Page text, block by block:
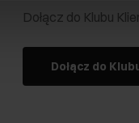
Dołącz do Klubu
Dołącz do